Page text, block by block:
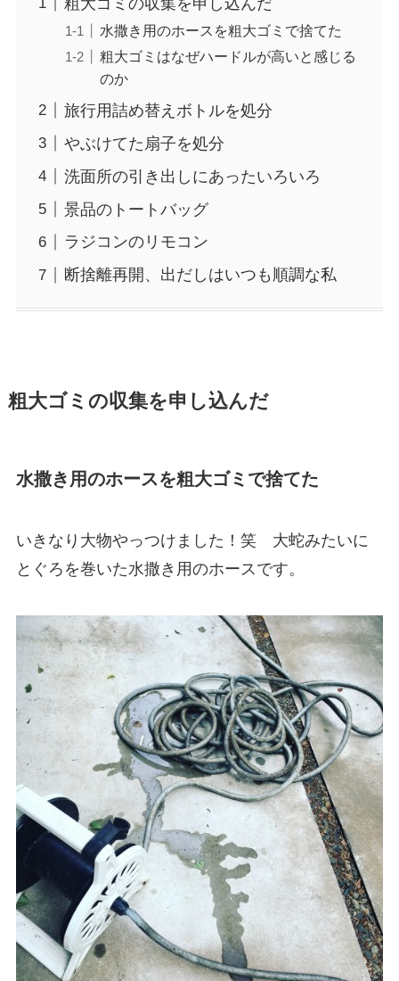
水撒き用のホースを粗大ゴミで捨てた
粗大ゴミはなぜハードルが高いと感じる
のか
旅行用詰め替えボトルを処分
やぶけてた扇子を処分
洗面所の引き出しにあったいろいろ
景品のトートバッグ
ラジコンのリモコン
断捨離再開、出だしはいつも順調な私
粗大ゴミの収集を申し込んだ
水撒き用のホースを粗大ゴミで捨てた
いきなり大物やっつけました！笑 大蛇みたいに
とぐろを巻いた水撒き用のホースです。